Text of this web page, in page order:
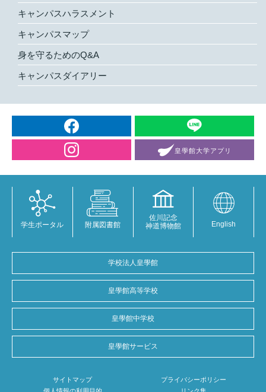
キャンパスハラスメント
キャンパスマップ
身を守るためのQ&A
キャンパスダイアリー
学校法人皇學館
皇學館高等学校
皇學館中学校
皇學館サービス
サイトマップ
プライバシーポリシー
学生ポータル 附属図書館
佐川記念
神道博物館
English
皇學館大学アプリ